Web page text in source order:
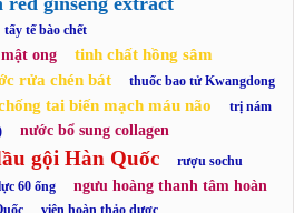
tẩy tế bào chết
ong tinh chất hồng sâm
rửa chén bát
thuốc bao tử Kwangdong
tai biến mạch máu não
trị nám
nước bổ sung collagen
gội Hàn Quốc
rượu sochu
60 ống ngưu hoàng thanh tâm hoàn
viên hoàn thảo dược